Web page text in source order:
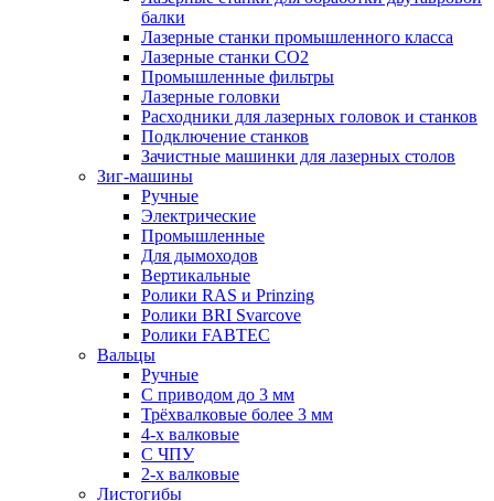
балки
Лазерные станки промышленного класса
Лазерные станки CO2
Промышленные фильтры
Лазерные головки
Расходники для лазерных головок и станков
Подключение станков
Зачистные машинки для лазерных столов
Зиг-машины
Ручные
Электрические
Промышленные
Для дымоходов
Вертикальные
Ролики RAS и Prinzing
Ролики BRI Svarcove
Ролики FABTEC
Вальцы
Ручные
С приводом до 3 мм
Трёхвалковые более 3 мм
4-х валковые
С ЧПУ
2-х валковые
Листогибы